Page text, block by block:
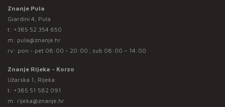
Znanje Pula
Giardini 4, Pula
t: +385 52 354 650
m: pula@znanje.hr
rv: pon - pet 08:00 - 20:00 ; sub 08:00 – 14:00
Znanje Rijeka - Korzo
Užarska 1, Rijeka
t: +385 51 582 091
m: rijeka@znanje.hr